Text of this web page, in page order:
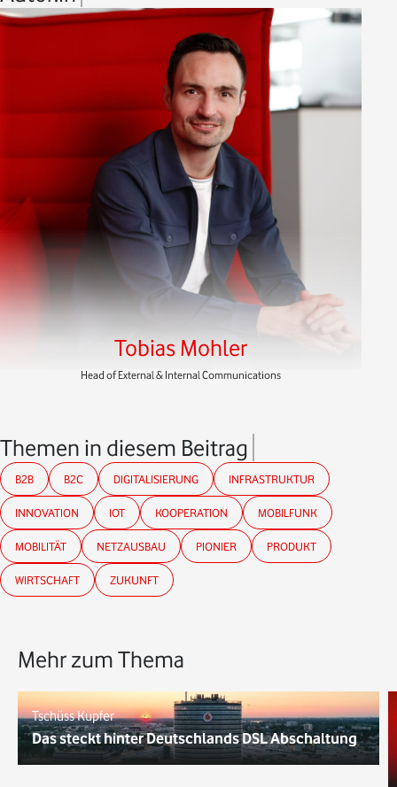
Tobias Mohler
Head of External & Internal Communications
Themen in diesem Beitrag
B2B B2C DIGITALISIERUNG INFRASTRUKTUR
INNOVATION IOT KOOPERATION MOBILFUNK
MOBILITÄT NETZAUSBAU PIONIER PRODUKT
WIRTSCHAFT ZUKUNFT
Mehr zum Thema
Tschüss Kupfer
Das steckt hinter Deutschlands DSL Abschaltung